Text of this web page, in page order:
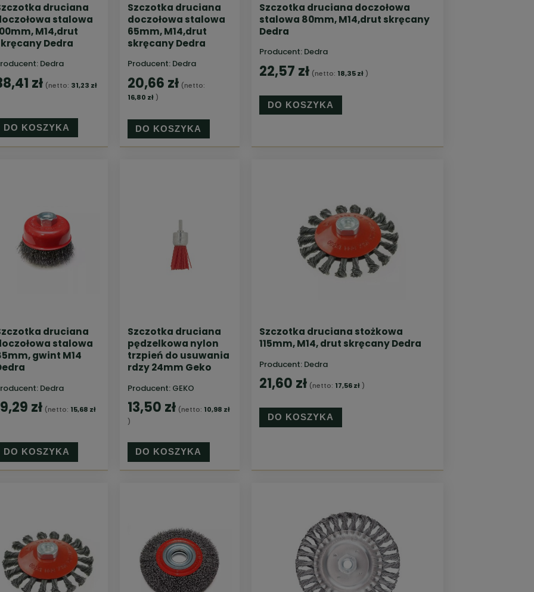
druciana
stalowa
M14,drut
Dedra
Dedra
zł (netto: 31,23 zł
DO KOSZYKA
Szczotka druciana
doczołowa stalowa
65mm, M14,drut
skręcany Dedra
Producent: Dedra
20,66 zł (netto:
16,80 zł)
DO KOSZYKA
Szczotka druciana doczołowa
stalowa 80mm, M14,drut skręcany
Dedra
Producent: Dedra
22,57 zł (netto: 18,35 zł)
DO KOSZYKA
druciana
stalowa
gwint M14
Dedra
zł (netto: 15,68 zł
DO KOSZYKA
Szczotka druciana
pędzelkowa nylon
trzpień do usuwania
rdzy 24mm Geko
Producent: GEKO
13,50 zł (netto: 10,98 zł
)
DO KOSZYKA
Szczotka druciana stożkowa
115mm, M14, drut skręcany Dedra
Producent: Dedra
21,60 zł (netto: 17,56 zł)
DO KOSZYKA